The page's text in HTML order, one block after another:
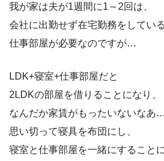
我が家は夫が1週間に1～2回は、
会社に出勤せず在宅勤務をしている
仕事部屋が必要なのですが…
LDK+寝室+仕事部屋だと
2LDKの部屋を借りることになり、
なんだか家賃がもったいないなあ…
思い切って寝具を布団にし、
寝室と仕事部屋を一緒にすることに